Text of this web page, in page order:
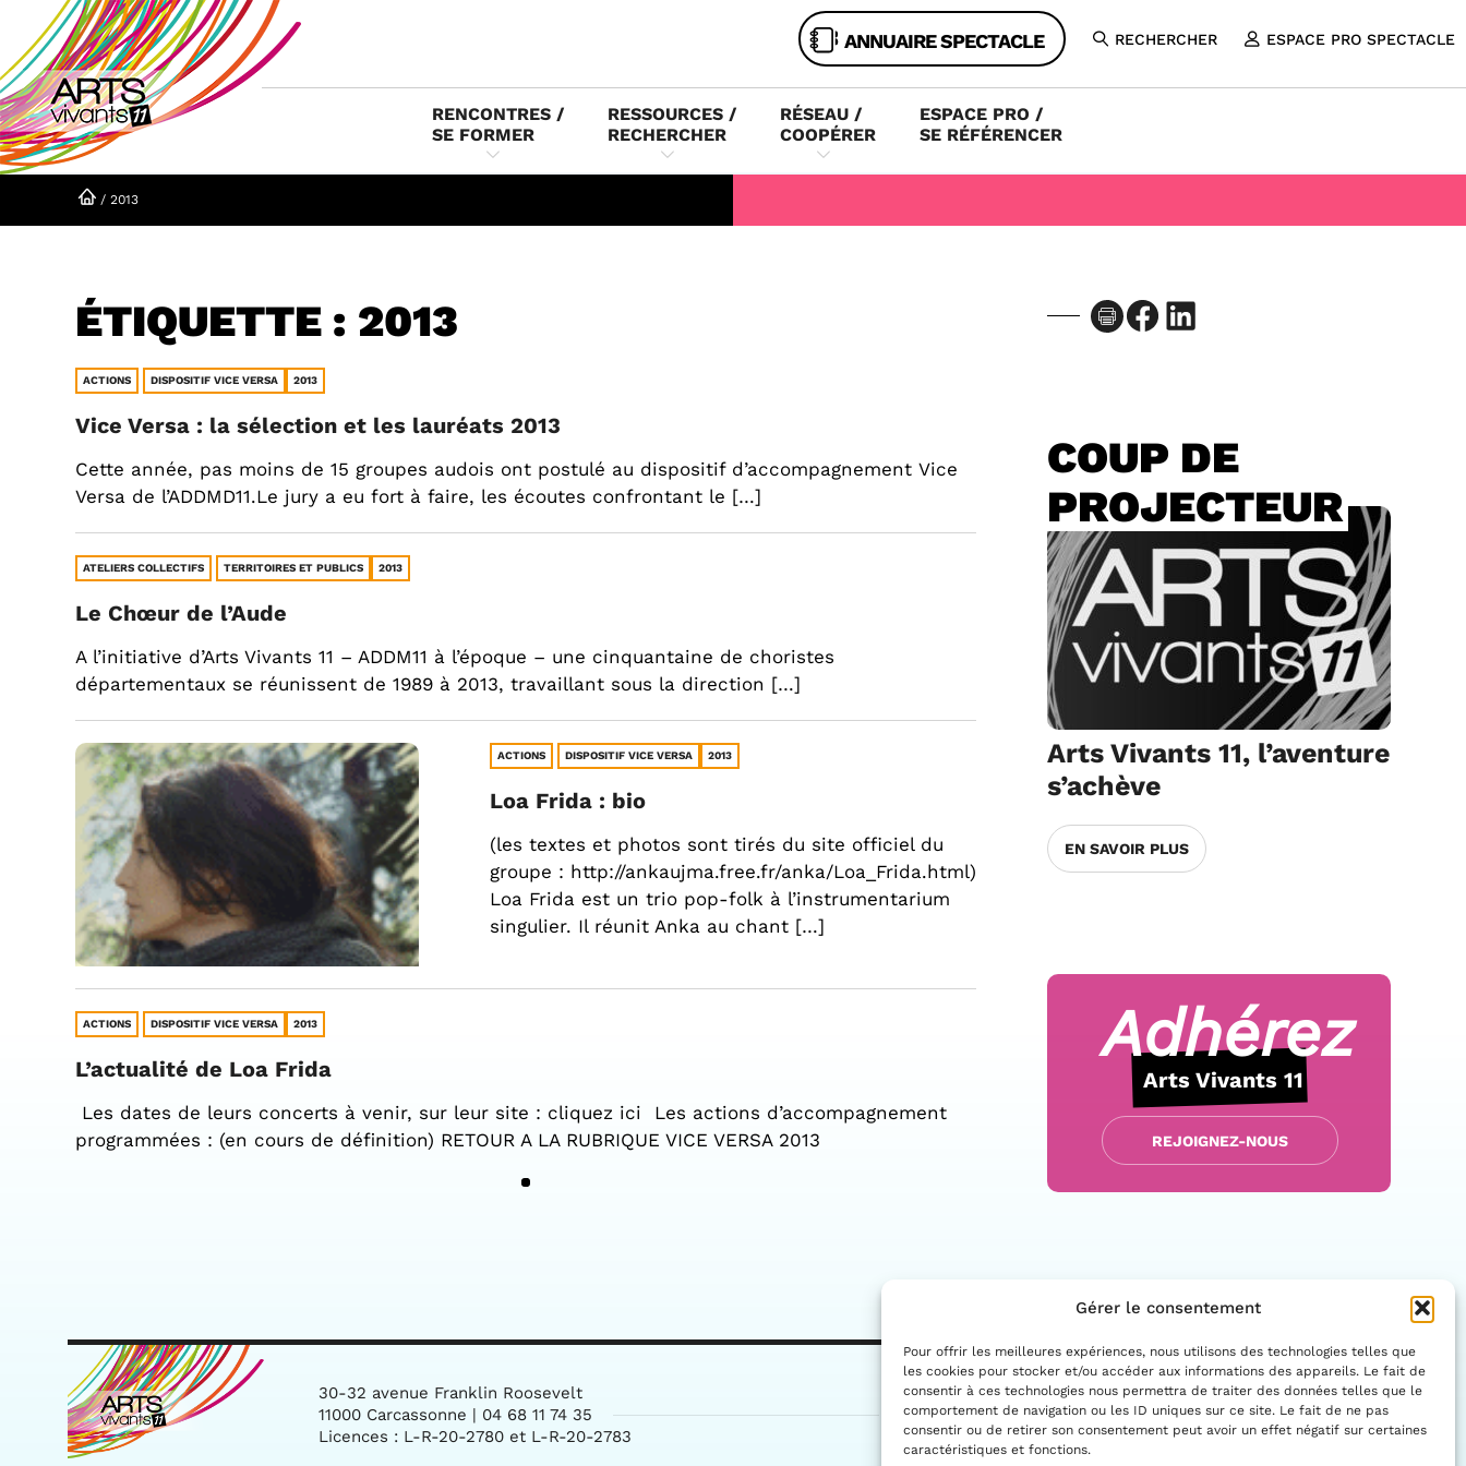
Gérer le consentement
Pour offrir les meilleures expériences, nous utilisons des technologies telles que
les cookies pour stocker et/ou accéder aux informations des appareils. Le fait de
consentir à ces technologies nous permettra de traiter des données telles que le
comportement de navigation ou les ID uniques sur ce site. Le fait de ne pas
consentir ou de retirer son consentement peut avoir un effet négatif sur certaines
caractéristiques et fonctions.
contenu
ANNUAIRE SPECTACLE
RECHERCHER
ESPACE PRO SPECTACLE
RENCONTRES /
SE FORMER
RESSOURCES /
RECHERCHER
RÉSEAU /
COOPÉRER
ESPACE PRO /
SE RÉFÉRENCER
/ 2013
ÉTIQUETTE : 2013
ACTIONS DISPOSITIF VICE VERSA 2013
Vice Versa : la sélection et les lauréats 2013
Cette année, pas moins de 15 groupes audois ont postulé au dispositif d’accompagnement Vice
Versa de l’ADDMD11.Le jury a eu fort à faire, les écoutes confrontant le […]
ATELIERS COLLECTIFS TERRITOIRES ET PUBLICS 2013
Le Chœur de l’Aude
A l’initiative d’Arts Vivants 11 – ADDM11 à l’époque – une cinquantaine de choristes
départementaux se réunissent de 1989 à 2013, travaillant sous la direction […]
ACTIONS DISPOSITIF VICE VERSA 2013
Loa Frida : bio
(les textes et photos sont tirés du site officiel du
groupe : http://ankaujma.free.fr/anka/Loa_Frida.html)
Loa Frida est un trio pop-folk à l’instrumentarium
singulier. Il réunit Anka au chant […]
ACTIONS DISPOSITIF VICE VERSA 2013
L’actualité de Loa Frida
Les dates de leurs concerts à venir, sur leur site : cliquez ici Les actions d’accompagnement
programmées : (en cours de définition) RETOUR A LA RUBRIQUE VICE VERSA 2013
Facebook
LinkedIn
COUP DE
PROJECTEUR
Arts Vivants 11, l’aventure
s’achève
EN SAVOIR PLUS
Adhérez
Arts Vivants 11
REJOIGNEZ-NOUS
30-32 avenue Franklin Roosevelt
11000 Carcassonne | 04 68 11 74 35
Licences : L-R-20-2780 et L-R-20-2783
CONTACTEZ-NOUS